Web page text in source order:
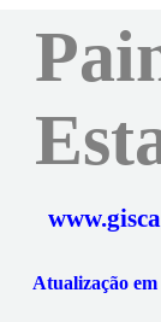
Atualização